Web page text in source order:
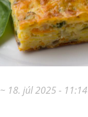
~ 18. júl 2025 - 11:14